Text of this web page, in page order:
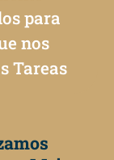
para
nos
Tareas